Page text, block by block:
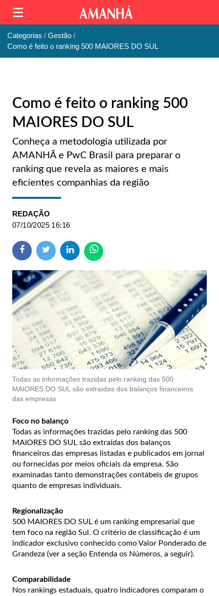
Categorias
Gestão
Como é feito o ranking 500 MAIORES DO SUL
Como é feito o ranking 500
MAIORES DO SUL
Conheça a metodologia utilizada por
AMANHÃ e PwC Brasil para preparar o
ranking que revela as maiores e mais
eficientes companhias da região
REDAÇÃO
07/10/2025 16:16
Todas as informações trazidas pelo ranking das 500
MAIORES DO SUL são extraídas dos balanços financeiros
das empresas
Foco no balanço
Todas as informações trazidas pelo ranking das 500
MAIORES DO SUL são extraídas dos balanços
financeiros das empresas listadas e publicados em jornal
ou fornecidas por meios oficiais da empresa. São
examinadas tanto demonstrações contábeis de grupos
quanto de empresas individuais.
Regionalização
500 MAIORES DO SUL é um ranking empresarial que
tem foco na região Sul. O critério de classificação é um
indicador exclusivo conhecido como Valor Ponderado de
Grandeza (ver a seção Entenda os Números, a seguir).
Comparabilidade
Nos rankings estaduais, quatro indicadores comparam o